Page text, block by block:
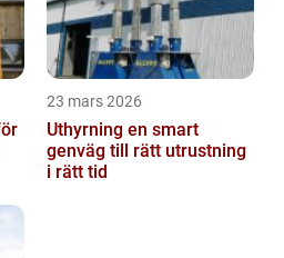
23 mars 2026
Uthyrning en smart
genväg till rätt utrustning
i rätt tid